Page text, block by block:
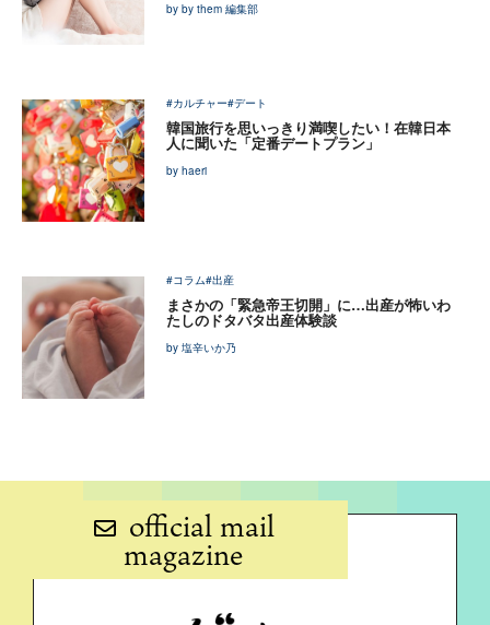
by by them 編集部
#カルチャー#デート
韓国旅行を思いっきり満喫したい！在韓日本
人に聞いた「定番デートプラン」
by haeri
#コラム#出産
まさかの「緊急帝王切開」に…出産が怖いわ
たしのドタバタ出産体験談
by 塩辛いか乃
official mail
magazine